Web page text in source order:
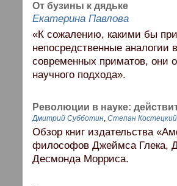
От бузины к дядьке
Екатерина Павлова
«К сожалению, какими бы
непосредственные аналогии
современных приматов, они
научного подхода».
Революции в науке:
Дмитрий Субботин, Степан Костецкий
Обзор книг издательства
философов Джеймса Глека,
Десмонда Морриса.